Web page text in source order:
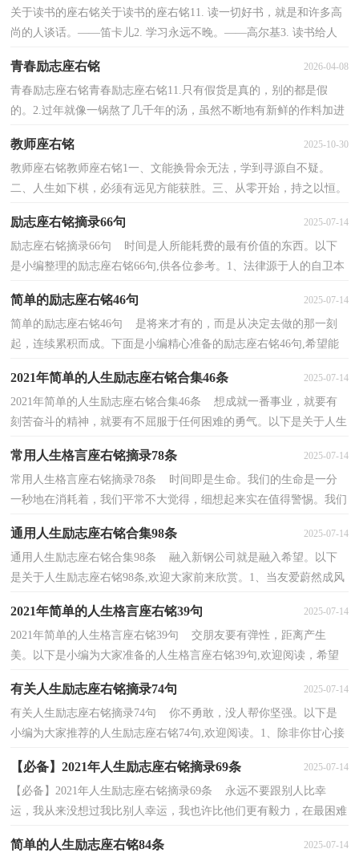
关于读书的座右铭关于读书的座右铭11. 读一切好书，就是和许多高
尚的人谈话。——笛卡儿2. 学习永远不晚。——高尔基3. 读书给人
青春励志座右铭 2026-04-08
青春励志座右铭青春励志座右铭11.只有假货是真的，别的都是假
的。2.过年就像一锅熬了几千年的汤，虽然不断地有新鲜的作料加进
教师座右铭 2025-10-30
教师座右铭教师座右铭1一、文能换骨余无法，学到寻源自不疑。
二、人生如下棋，必须有远见方能获胜。三、从零开始，持之以恒。
励志座右铭摘录66句 2025-07-14
励志座右铭摘录66句 时间是人所能耗费的最有价值的东西。以下
是小编整理的励志座右铭66句,供各位参考。1、法律源于人的自卫本
简单的励志座右铭46句 2025-07-14
简单的励志座右铭46句 是将来才有的，而是从决定去做的那一刻
起，连续累积而成。下面是小编精心准备的励志座右铭46句,希望能
2021年简单的人生励志座右铭合集46条 2025-07-14
2021年简单的人生励志座右铭合集46条 想成就一番事业，就要有
刻苦奋斗的精神，就要有不屈服于任何困难的勇气。以下是关于人生
常用人生格言座右铭摘录78条 2025-07-14
常用人生格言座右铭摘录78条 时间即是生命。我们的生命是一分
一秒地在消耗着，我们平常不大觉得，细想起来实在值得警惕。我们
通用人生励志座右铭合集98条 2025-07-14
通用人生励志座右铭合集98条 融入新钢公司就是融入希望。以下
是关于人生励志座右铭98条,欢迎大家前来欣赏。1、当友爱蔚然成风
2021年简单的人生格言座右铭39句 2025-07-14
2021年简单的人生格言座右铭39句 交朋友要有弹性，距离产生
美。以下是小编为大家准备的人生格言座右铭39句,欢迎阅读，希望
有关人生励志座右铭摘录74句 2025-07-14
有关人生励志座右铭摘录74句 你不勇敢，没人帮你坚强。以下是
小编为大家推荐的人生励志座右铭74句,欢迎阅读。1、除非你甘心接
【必备】2021年人生励志座右铭摘录69条 2025-07-14
【必备】2021年人生励志座右铭摘录69条 永远不要跟别人比幸
运，我从来没想过我比别人幸运，我也许比他们更有毅力，在最困难
简单的人生励志座右铭84条 2025-07-14